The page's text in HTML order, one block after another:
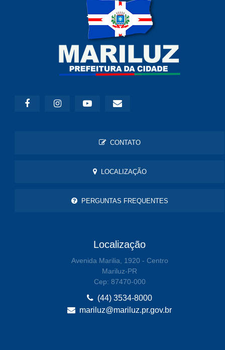
CONTATO
LOCALIZAÇÃO
PERGUNTAS FREQUENTES
Localização
Avenida Marilia, 1920 - Centro
Mariluz-PR
Cep: 87470-000
(44) 3534-8000
mariluz@mariluz.pr.gov.br